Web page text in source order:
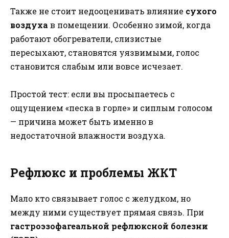
Также не стоит недооценивать влияние сухого
воздуха в помещении. Особенно зимой, когда
работают обогреватели, слизистые
пересыхают, становятся уязвимыми, голос
становится слабым или вовсе исчезает.
Простой тест: если вы просыпаетесь с
ощущением «песка в горле» и сиплым голосом
— причина может быть именно в
недостаточной влажности воздуха.
Рефлюкс и проблемы ЖКТ
Мало кто связывает голос с желудком, но
между ними существует прямая связь. При
гастроэзофагеальной рефлюксной болезни